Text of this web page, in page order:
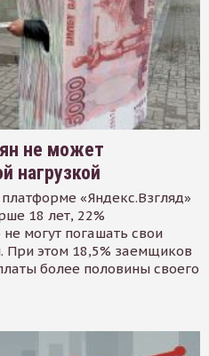
не может
нагрузкой
«Яндекс.Взгляд»
18 лет, 22%
могут погашать свои
При этом 18,5% заемщиков
более половины своего